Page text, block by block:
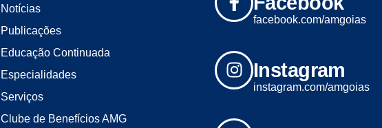
Notícias
Publicações
Educação Continuada
Especialidades
Serviços
Clube de Benefícios AMG
facebook.com/amgoias
Instagram
instagram.com/amgoias